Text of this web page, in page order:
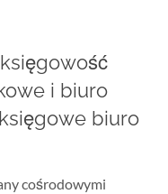
i biuro
biuro
cośrodowymi